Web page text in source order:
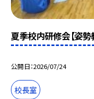
夏季校内研修会【姿勢
公開日 2026/07/24
校長室